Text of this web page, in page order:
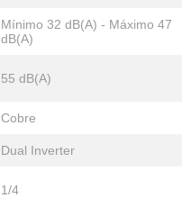
Mínimo 32 dB(A) - Máximo 47
dB(A)
55 dB(A)
Cobre
Dual Inverter
1/4